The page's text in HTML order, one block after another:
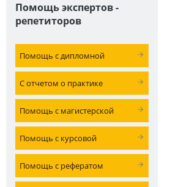
Помощь экспертов -
репетиторов
Помощь с дипломной
С отчетом о практике
Помощь с магистерской
Помощь с курсовой
Помощь с рефератом